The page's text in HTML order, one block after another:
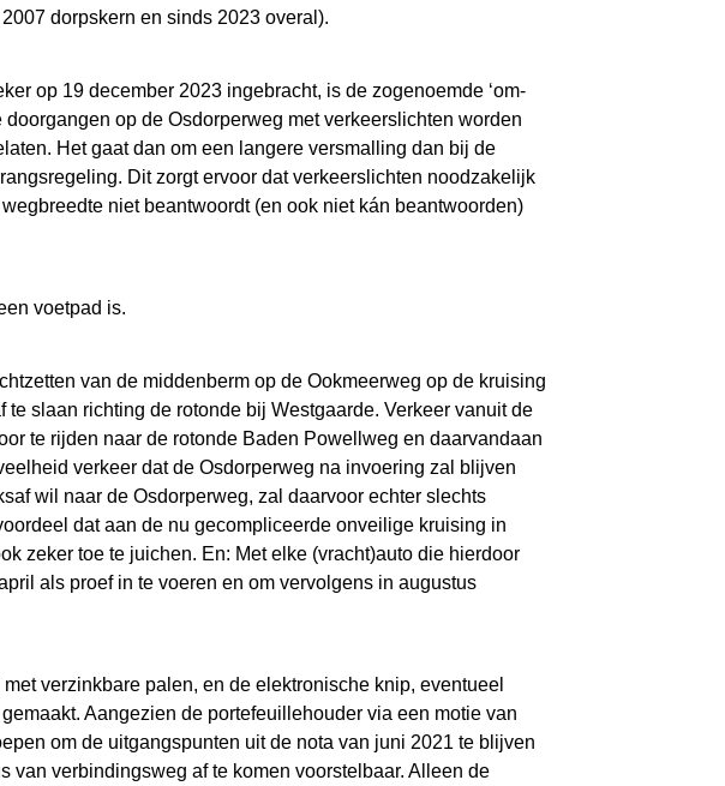
dorpskern en sinds 2023 overal).
op 19 december 2023 ingebracht, is de zogenoemde ‘om-
op de Osdorperweg met verkeerslichten worden
Het gaat dan om een langere versmalling dan bij de
Dit zorgt ervoor dat verkeerslichten noodzakelijk
niet beantwoordt (en ook niet kán beantwoorden)
voetpad is.
van de middenberm op de Ookmeerweg op de kruising
slaan richting de rotonde bij Westgaarde. Verkeer vanuit de
te rijden naar de rotonde Baden Powellweg en daarvandaan
verkeer dat de Osdorperweg na invoering zal blijven
wil naar de Osdorperweg, zal daarvoor echter slechts
dat aan de nu gecompliceerde onveilige kruising in
zeker toe te juichen. En: Met elke (vracht)auto die hierdoor
als proef in te voeren en om vervolgens in augustus
verzinkbare palen, en de elektronische knip, eventueel
Aangezien de portefeuillehouder via een motie van
om de uitgangspunten uit de nota van juni 2021 te blijven
verbindingsweg af te komen voorstelbaar. Alleen de